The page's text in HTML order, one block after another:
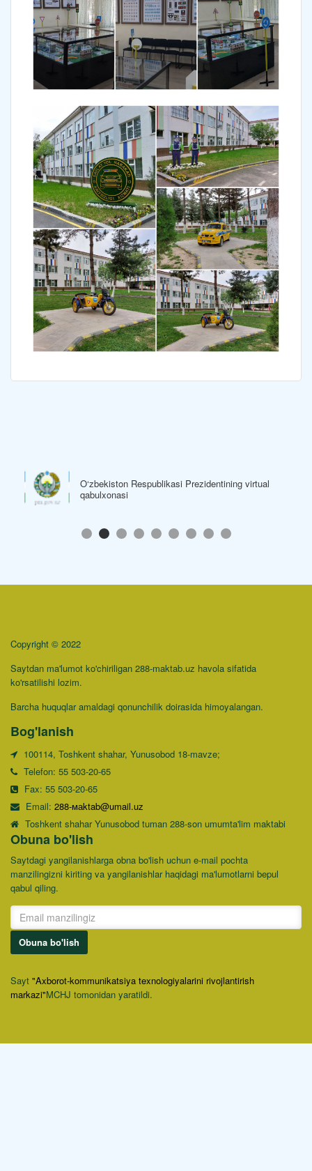
O‘zbekiston Respublikasi Prezidentining virtual
qabulxonasi
Copyright © 2022
Saytdan ma'lumot ko'chiriligan 288-maktab.uz havola sifatida
ko'rsatilishi lozim.
Barcha huquqlar amaldagi qonunchilik doirasida himoyalangan.
Bog'lanish
100114, Toshkent shahar, Yunusobod 18-mavze;
Telefon: 55 503-20-65
Fax: 55 503-20-65
Email:288-маktab@umail.uz
Toshkent shahar Yunusobod tuman 288-son umumta'lim maktabi
Obuna bo'lish
Saytdagi yangilanishlarga obna bo'lish uchun e-mail pochta
manzilingizni kiriting va yangilanishlar haqidagi ma'lumotlarni bepul
qabul qiling.
Obuna bo'lish
Sayt "Axborot-kommunikatsiya texnologiyalarini rivojlantirish
markazi"MCHJ tomonidan yaratildi.